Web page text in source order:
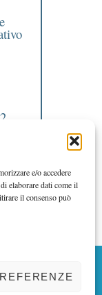
e/o accedere
elaborare dati come il
il consenso può
dove sono
TOP